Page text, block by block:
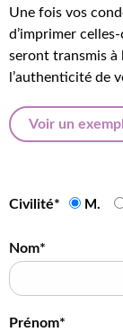
Une fois vos
d’imprimer
seront transmis à
l’authenticité de
Voir un
Civilité* M.
Nom*
Prénom*